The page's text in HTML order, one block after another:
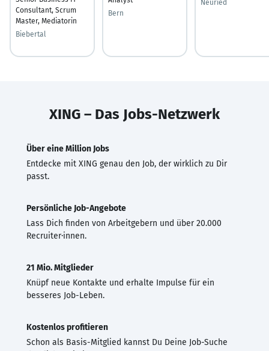
Consultant, Scrum
Master, Mediatorin
Biebertal
Bern
Neuried
XING – Das Jobs-Netzwerk
Über eine Million Jobs
Entdecke mit XING genau den Job, der wirklich zu Dir
passt.
Persönliche Job-Angebote
Lass Dich finden von Arbeitgebern und über 20.000
Recruiter·innen.
21 Mio. Mitglieder
Knüpf neue Kontakte und erhalte Impulse für ein
besseres Job-Leben.
Kostenlos profitieren
Schon als Basis-Mitglied kannst Du Deine Job-Suche